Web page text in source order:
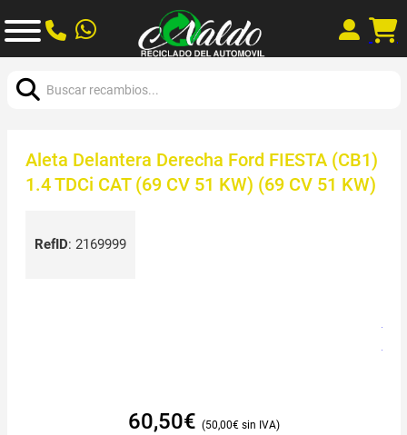
Aleta Delantera Derecha Ford FIESTA (CB1)
1.4 TDCi CAT (69 CV 51 KW) (69 CV 51 KW)
RefID: 2169999
60,50€ 50,00€